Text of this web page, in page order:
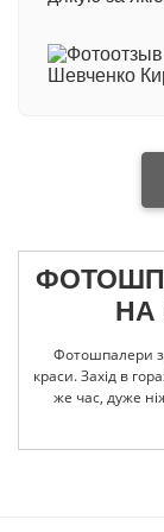
При
екологічної
НА
Фотошпалери
краси. Захід в
же час, дуже
створюючи
темно